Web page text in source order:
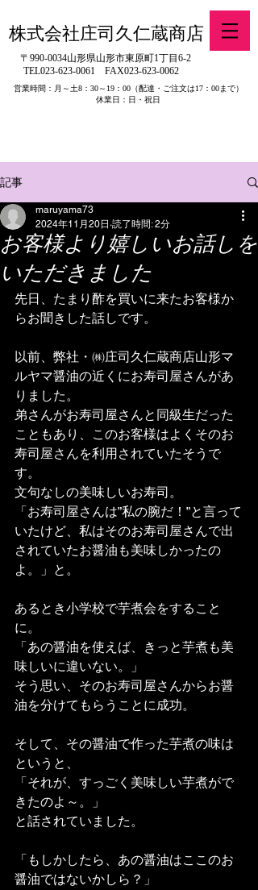
株式会社庄司久仁蔵商店
〒990-0034山形県山形市東原町1丁目6-2
TEL023-623-0061 FAX023-623-0062
営業時間：月～土8：30～19：00（配達・ご注文は17：00まで）
休業日：日・祝日
記事
お客様より嬉しいお話しを
いただきました
maruyama73
2024年11月20日 読了時間: 2分
先日、たまり酢を買いに来たお客様か
らお聞きした話しです。
以前、弊社・㈱庄司久仁蔵商店山形マ
ルヤマ醤油の近くにお寿司屋さんがあ
りました。
弟さんがお寿司屋さんと同級生だった
こともあり、このお客様はよくそのお
寿司屋さんを利用されていたそうで
す。
文句なしの美味しいお寿司。
「お寿司屋さんは”私の腕だ！”と言って
いたけど、私はそのお寿司屋さんで出
されていたお醤油も美味しかったの
よ。」と。
あるとき小学校で芋煮会をすること
に。
「あの醤油を使えば、きっと芋煮も美
味しいに違いない。」
そう思い、そのお寿司屋さんからお醤
油を分けてもらうことに成功。
そして、その醤油で作った芋煮の味は
というと、
「それが、すっごく美味しい芋煮がで
きたのよ～。」
と話されていました。
「もしかしたら、あの醤油はここのお
醤油ではないかしら？」